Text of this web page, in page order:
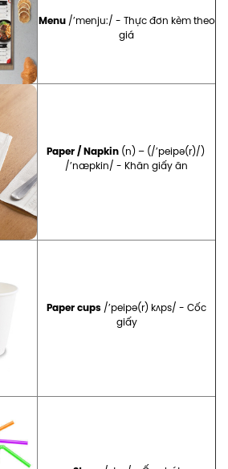
Menu /’menju:/ - Thực đơn kèm theo
giá
Paper / Napkin(n) – (/’peipə(r)/)
/’næpkin/ - Khăn giấy ăn
Paper cups /’peipə(r) kʌps/ - Cốc
giấy